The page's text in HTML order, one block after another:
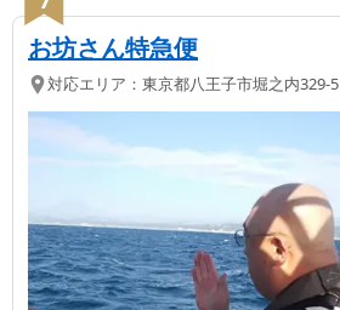
お坊さん特急便
対応エリア： 東京都八王子市堀之内329-5